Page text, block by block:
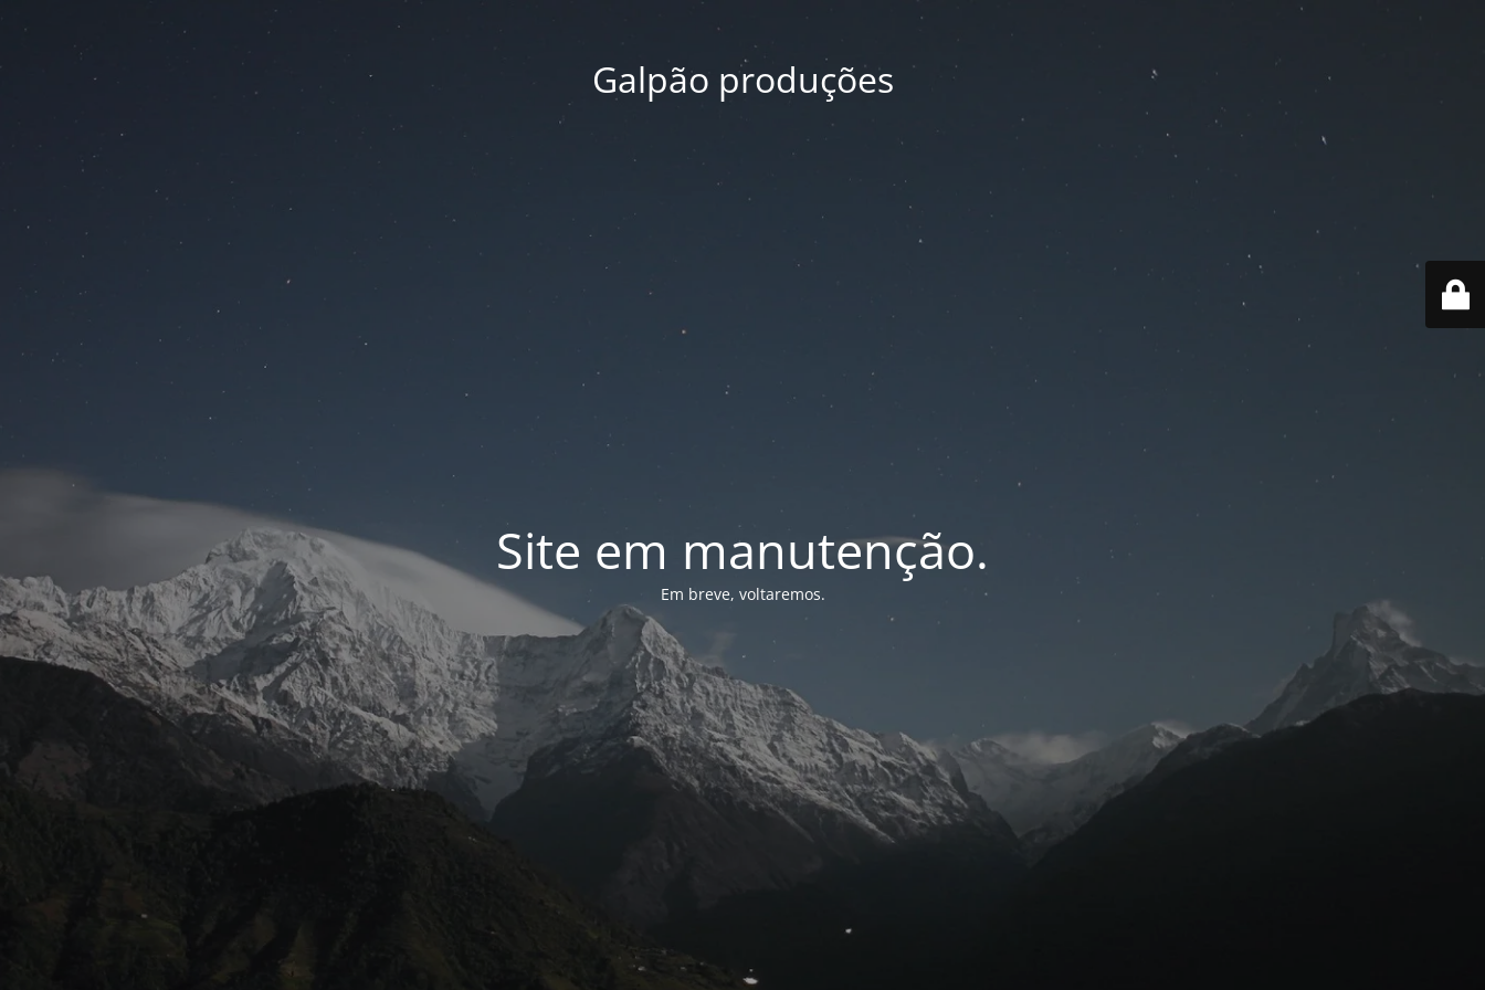
Galpão produções
Site em manutenção.
Em breve, voltaremos.